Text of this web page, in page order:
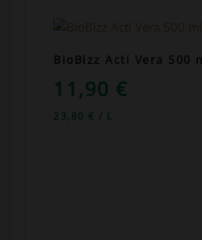
BioBizz Acti Vera 500
11,90 €
23,80 € / L